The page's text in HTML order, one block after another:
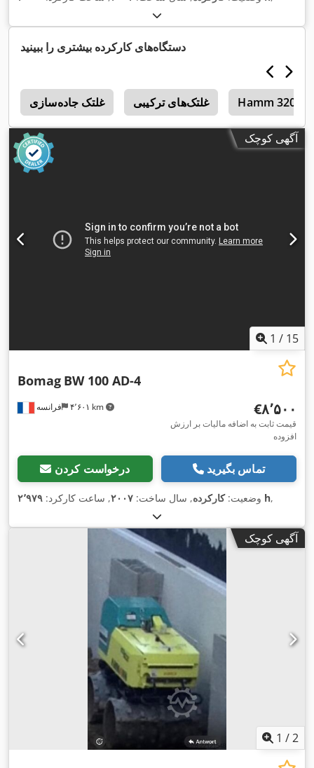
دستگاه‌های کارکرده بیشتری را ببینید
غلتک جاده‌سازی غلتک‌های ترکیبی Hamm 3205
آگهی کوچک
1 / 15
فرانسه ۴٬۶۰۱ km
Bomag BW 100 AD-4
‎€۸٬۵۰۰
قیمت ثابت به اضافه مالیات بر ارزش
افزوده
درخواست کردن تماس بگیرید
وضعیت:کارکرده, سال ساخت: ۲۰۰۷, ساعت کارکرد: ۲٬۹۷۹ h,
آگهی کوچک
1 /2